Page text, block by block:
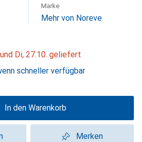
Marke
Mehr von Noreve
und Di, 27.10. geliefert
schneller verfügbar
In den Warenkorb
Merken